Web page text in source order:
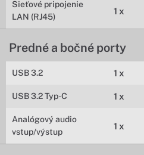
Sieťové pripojenie
LAN (RJ45)
1 x
Predné a bočné porty
USB 3.2 1 x
USB 3.2 Typ-C 1 x
Analógový audio
vstup/výstup
1 x